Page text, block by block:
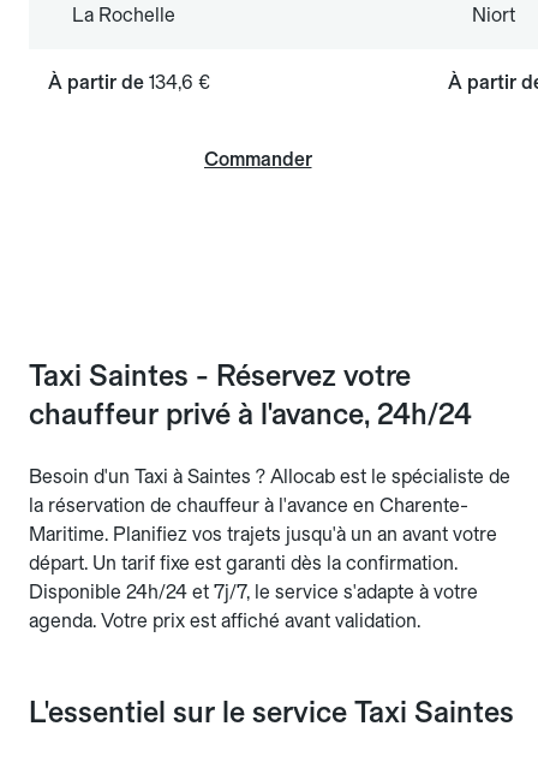
La Rochelle
À partir de 134,6 €
Commander
Niort
À partir
Taxi Saintes - Réservez votre
chauffeur privé à l'avance, 24h/24
Besoin d'un Taxi à Saintes ? Allocab est le spécialiste de
la réservation de chauffeur à l'avance en Charente-
Maritime. Planifiez vos trajets jusqu'à un an avant votre
départ. Un tarif fixe est garanti dès la confirmation.
Disponible 24h/24 et 7j/7, le service s'adapte à votre
agenda. Votre prix est affiché avant validation.
L'essentiel sur le service Taxi Saintes